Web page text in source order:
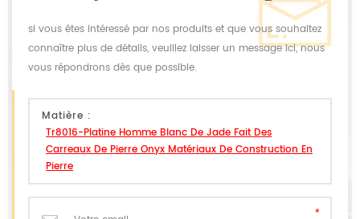
si vous êtes intéressé par nos produits et que vous souhaitez
connaître plus de détails, veuillez laisser un message ici, nous
vous répondrons dès que possible.
Matière :
Tr8016-Platine Homme Blanc De Jade Fait Des
Carreaux De Pierre Onyx Matériaux De Construction En
Pierre